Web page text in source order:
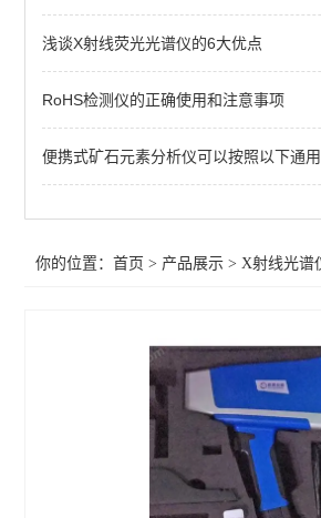
浅谈X射线荧光光谱仪的6大优点
RoHS检测仪的正确使用和注意事项
便携式矿石元素分析仪可以按照以下通
你的位置：首页 > 产品展示 >X射线光谱